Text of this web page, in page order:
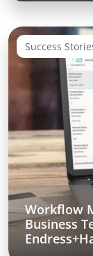
Success
Workflow
Business